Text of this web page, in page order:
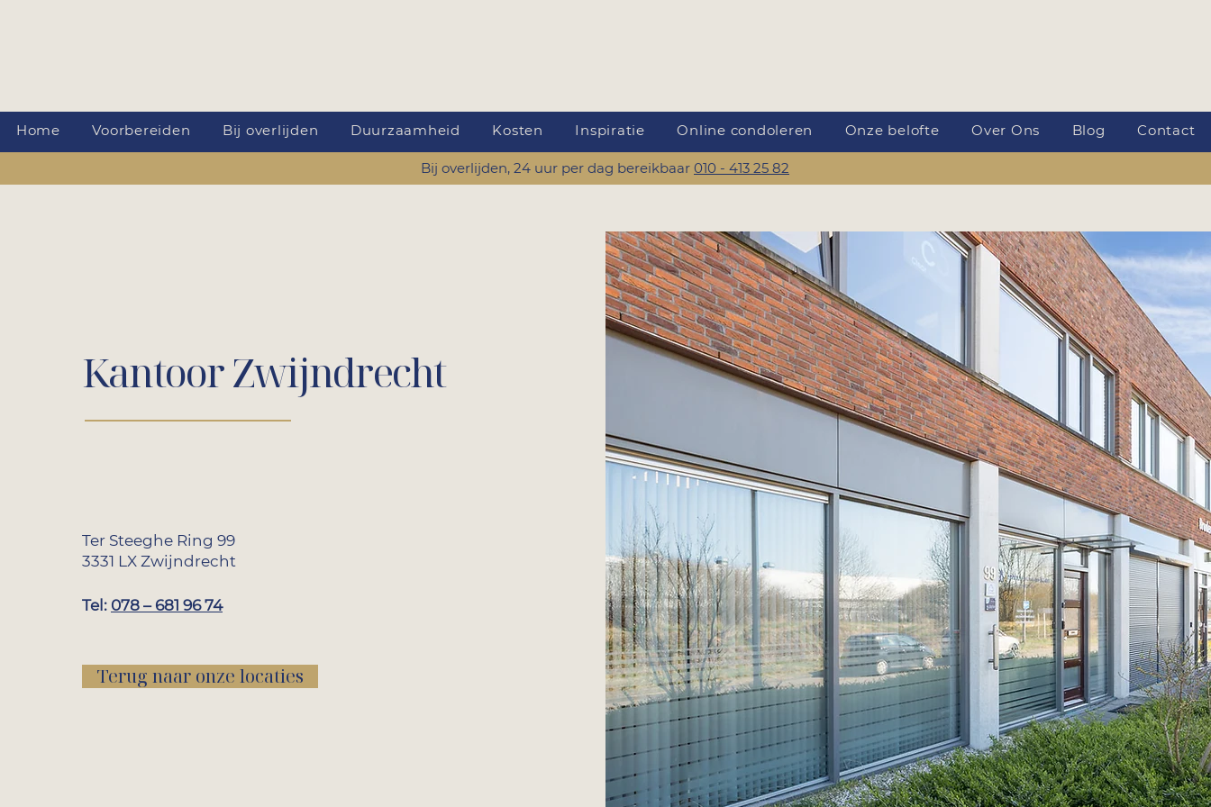
Home Voorbereiden Bij overlijden Duurzaamheid Kosten Inspiratie Online condoleren Onze belofte Over Ons Blog Contact
Bij overlijden, 24 uur per dag bereikbaar 010 - 413 25 82
Kantoor Zwijndrecht
Ter Steeghe Ring 99
3331 LX Zwijndrecht
Tel: 078 – 681 96 74
Terug naar onze locaties